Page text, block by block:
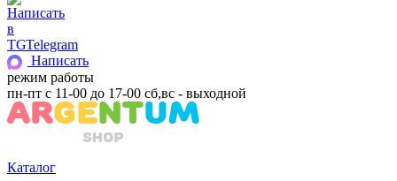
Telegram
Написать
режим работы
пн-пт с 11-00 до 17-00 сб,вс - выходной
Каталог